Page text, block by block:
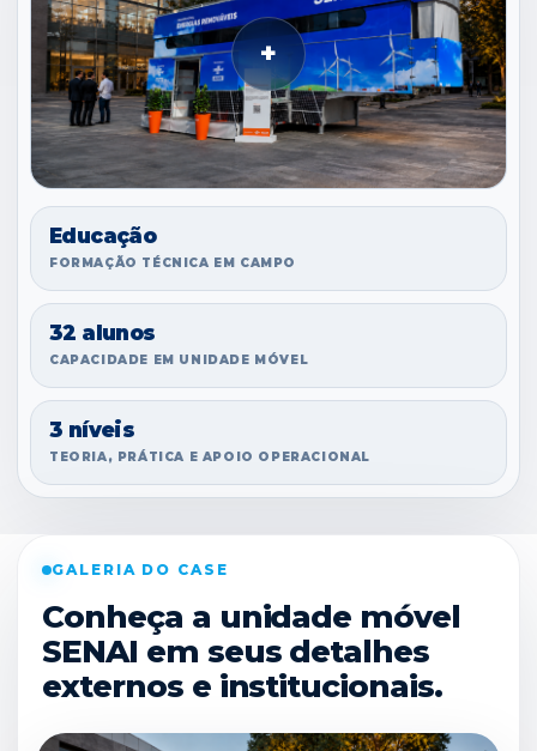
+
Educação
FORMAÇÃO TÉCNICA EM CAMPO
32 alunos
CAPACIDADE EM UNIDADE MÓVEL
3 níveis
TEORIA, PRÁTICA E APOIO OPERACIONAL
GALERIA DO CASE
Conheça a unidade móvel
SENAI em seus detalhes
externos e institucionais.